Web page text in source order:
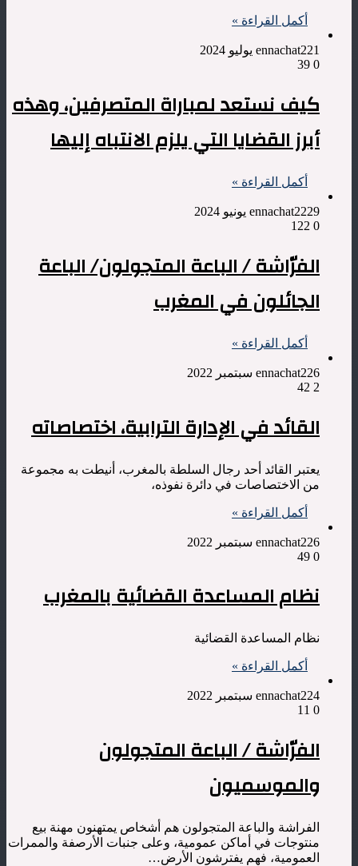
أكمل القراءة »
ennachat221 يوليو 2024
0
كيف نستعد لمباراة المتصرفين، وهذه
أبرز القضايا التي يلزم الانتباه إليها
أكمل القراءة »
ennachat2229 يونيو 2024
0
الفرّاشة / الباعة المتجولون/ الباعة
الجائلون في المغرب
أكمل القراءة »
ennachat226 سبتمبر 2022
2
القائد في الإدارة الترابية، اختصاصاته
يعتبر القائد أحد رجال السلطة بالمغرب، أنيطت به مجموعة
من الاختصاصات في دائرة نفوذه،
أكمل القراءة »
ennachat226 سبتمبر 2022
0
نظام المساعدة القضائية بالمغرب
نظام المساعدة القضائية
أكمل القراءة »
ennachat224 سبتمبر 2022
0
الفرّاشة / الباعة المتجولون
والموسميون
الفراشة والباعة المتجولون هم أشخاص يمتهنون مهنة بيع
منتوجات في أماكن عمومية، وعلى جنبات الأرصفة والممرات
العمومية، فهم يفترشون الأرض…